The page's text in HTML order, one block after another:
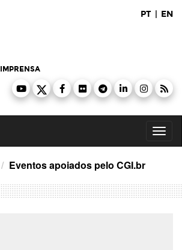
PT | EN
IMPRENSA
Eventos apoiados pelo CGI.br